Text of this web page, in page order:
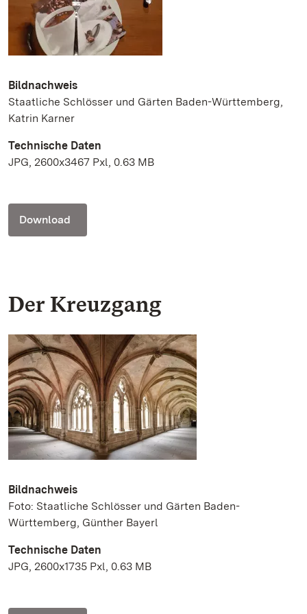
Bildnachweis
Staatliche Schlösser und Gärten Baden-Württemberg,
Katrin Karner
Technische Daten
JPG, 2600x3467 Pxl, 0.63 MB
Download
Der Kreuzgang
Bildnachweis
Foto: Staatliche Schlösser und Gärten Baden-
Württemberg, Günther Bayerl
Technische Daten
JPG, 2600x1735 Pxl, 0.63 MB